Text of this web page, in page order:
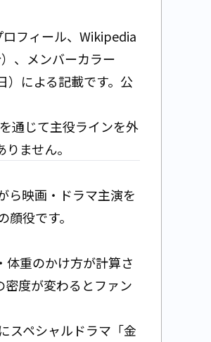
ロフィール、 Wikipedia
）、メンバーカラー
）による記載です。公
通じて主役ラインを外
ません。
ら映画・ドラマ主演を
役です。
体重のかけ方が計算さ
度が変わるとファン
スペシャルドラマ「金